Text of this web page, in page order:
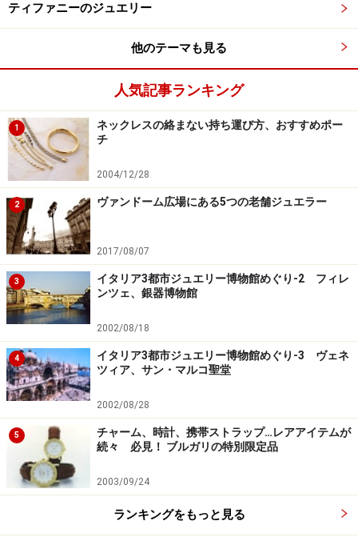
ティファニーのジュエリー
他のテーマも見る
人気記事ランキング
1
ネックレスの絡まない持ち運び方、おすすめポー
チ
2004/12/28
2 ヴァンドーム広場にある5つの老舗ジュエラー
2017/08/07
3
イタリア3都市ジュエリー博物館めぐり-2 フィレ
ンツェ、銀器博物館
2002/08/18
4
イタリア3都市ジュエリー博物館めぐり-3 ヴェネ
ツィア、サン・マルコ聖堂
2002/08/28
5
チャーム、時計、携帯ストラップ…レアアイテムが
続々 必見！ ブルガリの特別限定品
2003/09/24
ランキングをもっと見る